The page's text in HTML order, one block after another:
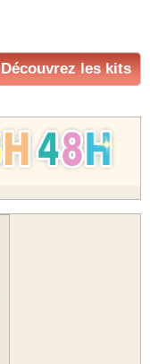
Découvrez les kits